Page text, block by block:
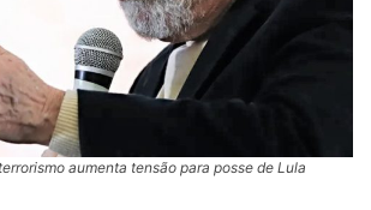
aumenta tensão para posse de Lula